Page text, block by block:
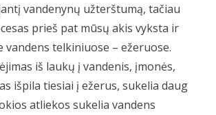
vandenynų užterštumą, tačiau
prieš pat mūsų akis vyksta ir
vandens telkiniuose – ežeruose.
iš laukų į vandenis, įmonės,
išpila tiesiai į ežerus, sukelia daug
atliekos sukelia vandens